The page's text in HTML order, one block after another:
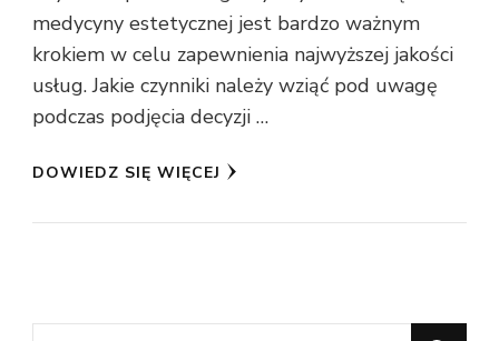
medycyny estetycznej jest bardzo ważnym
krokiem w celu zapewnienia najwyższej jakości
usług. Jakie czynniki należy wziąć pod uwagę
podczas podjęcia decyzji …
DOWIEDZ SIĘ WIĘCEJ